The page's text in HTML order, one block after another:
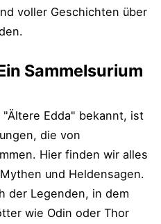
voller Geschichten über
Sammelsurium
"Ältere Edda" bekannt, ist
die von
Hier finden wir alles
und Heldensagen.
der Legenden, in dem
wie Odin oder Thor